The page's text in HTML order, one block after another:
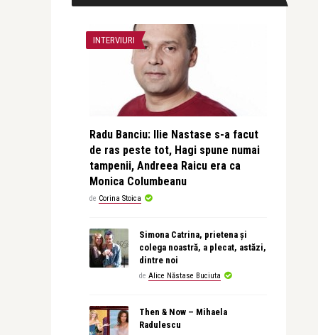
INTERVIURI
Radu Banciu: Ilie Nastase s-a facut
de ras peste tot, Hagi spune numai
tampenii, Andreea Raicu era ca
Monica Columbeanu
de Corina Stoica
Simona Catrina, prietena și
colega noastră, a plecat, astăzi,
dintre noi
de Alice Năstase Buciuta
Then & Now – Mihaela
Radulescu